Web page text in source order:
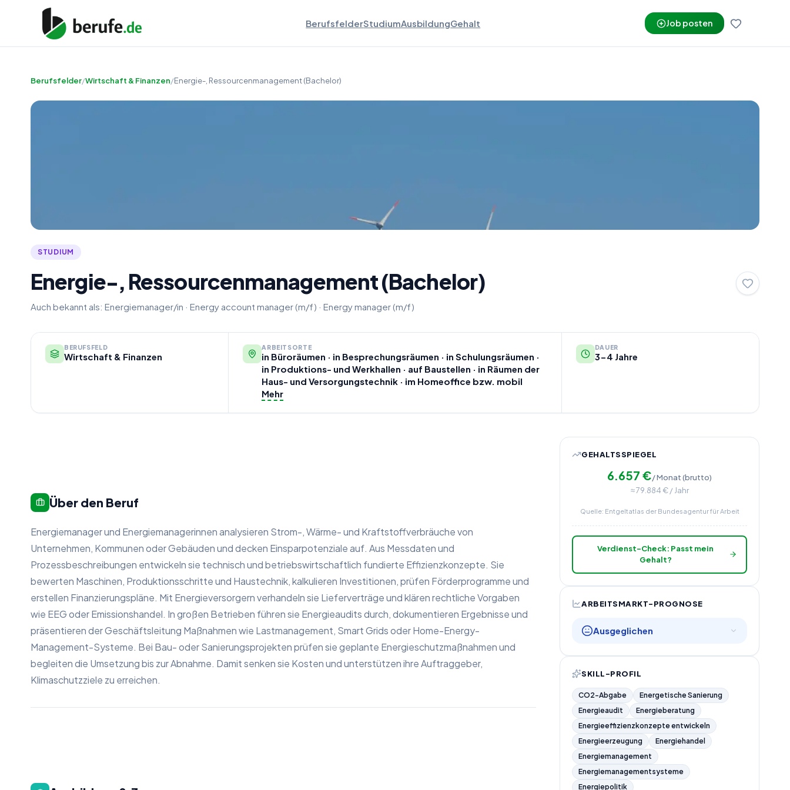
BerufsfelderStudiumAusbildungGehalt Job posten
Berufsfelder/Wirtschaft & Finanzen/Energie-, Ressourcenmanagement (Bachelor)
STUDIUM
Energie-, Ressourcenmanagement (Bachelor)
Auch bekannt als: Energiemanager/in · Energy account manager (m/f) · Energy manager (m/f)
BERUFSFELD
Wirtschaft & Finanzen
ARBEITSORTE
in Büroräumen · in Besprechungsräumen · in Schulungsräumen ·
in Produktions- und Werkhallen · auf Baustellen · in Räumen der
Haus- und Versorgungstechnik · im Homeoffice bzw. mobil
Mehr
DAUER
3-4 Jahre
Über den Beruf
Energiemanager und Energiemanagerinnen analysieren Strom-, Wärme- und Kraftstoffverbräuche von
Unternehmen, Kommunen oder Gebäuden und decken Einsparpotenziale auf. Aus Messdaten und
Prozessbeschreibungen entwickeln sie technisch und betriebswirtschaftlich fundierte Effizienzkonzepte. Sie
bewerten Maschinen, Produktionsschritte und Haustechnik, kalkulieren Investitionen, prüfen Förderprogramme und
erstellen Finanzierungspläne. Mit Energieversorgern verhandeln sie Lieferverträge und klären rechtliche Vorgaben
wie EEG oder Emissionshandel. In großen Betrieben führen sie Energieaudits durch, dokumentieren Ergebnisse und
präsentieren der Geschäftsleitung Maßnahmen wie Lastmanagement, Smart Grids oder Home-Energy-
Management-Systeme. Bei Bau- oder Sanierungsprojekten prüfen sie geplante Energieschutzmaßnahmen und
begleiten die Umsetzung bis zur Abnahme. Damit senken sie Kosten und unterstützen ihre Auftraggeber,
Klimaschutzziele zu erreichen.
GEHALTSSPIEGEL
6.657 €/ Monat (brutto)
≈79.884€ / Jahr
Quelle: Entgeltatlas der Bundesagentur für Arbeit
Verdienst-Check: Passt mein
Gehalt?
ARBEITSMARKT-PROGNOSE
Ausgeglichen
SKILL-PROFIL
CO2-Abgabe
Energetische Sanierung
Energieaudit
Energieberatung
Energieeffizienzkonzepte entwickeln
Energieerzeugung
Energiehandel
Energiemanagement
Energiemanagementsysteme
Energiepolitik